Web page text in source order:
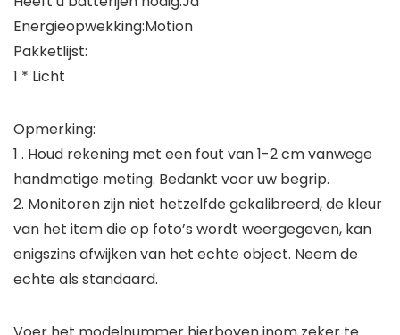
Energieopwekking:Motion
Pakketlijst:
1 * Licht
Opmerking:
1 . Houd rekening met een fout van 1-2 cm vanwege
handmatige meting. Bedankt voor uw begrip.
2. Monitoren zijn niet hetzelfde gekalibreerd, de kleur
van het item die op foto’s wordt weergegeven, kan
enigszins afwijken van het echte object. Neem de
echte als standaard.